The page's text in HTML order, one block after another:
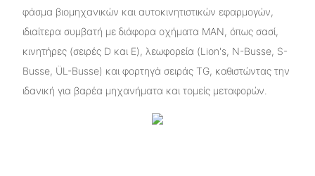
φάσμα βιομηχανικών και αυτοκινητιστικών εφαρμογών,
ιδιαίτερα συμβατή με διάφορα οχήματα MAN, όπως σασί,
κινητήρες (σειρές D και E), λεωφορεία (Lion's, N-Busse, S-
Busse, ÜL-Busse) και φορτηγά σειράς TG, καθιστώντας την
ιδανική για βαρέα μηχανήματα και τομείς μεταφορών.